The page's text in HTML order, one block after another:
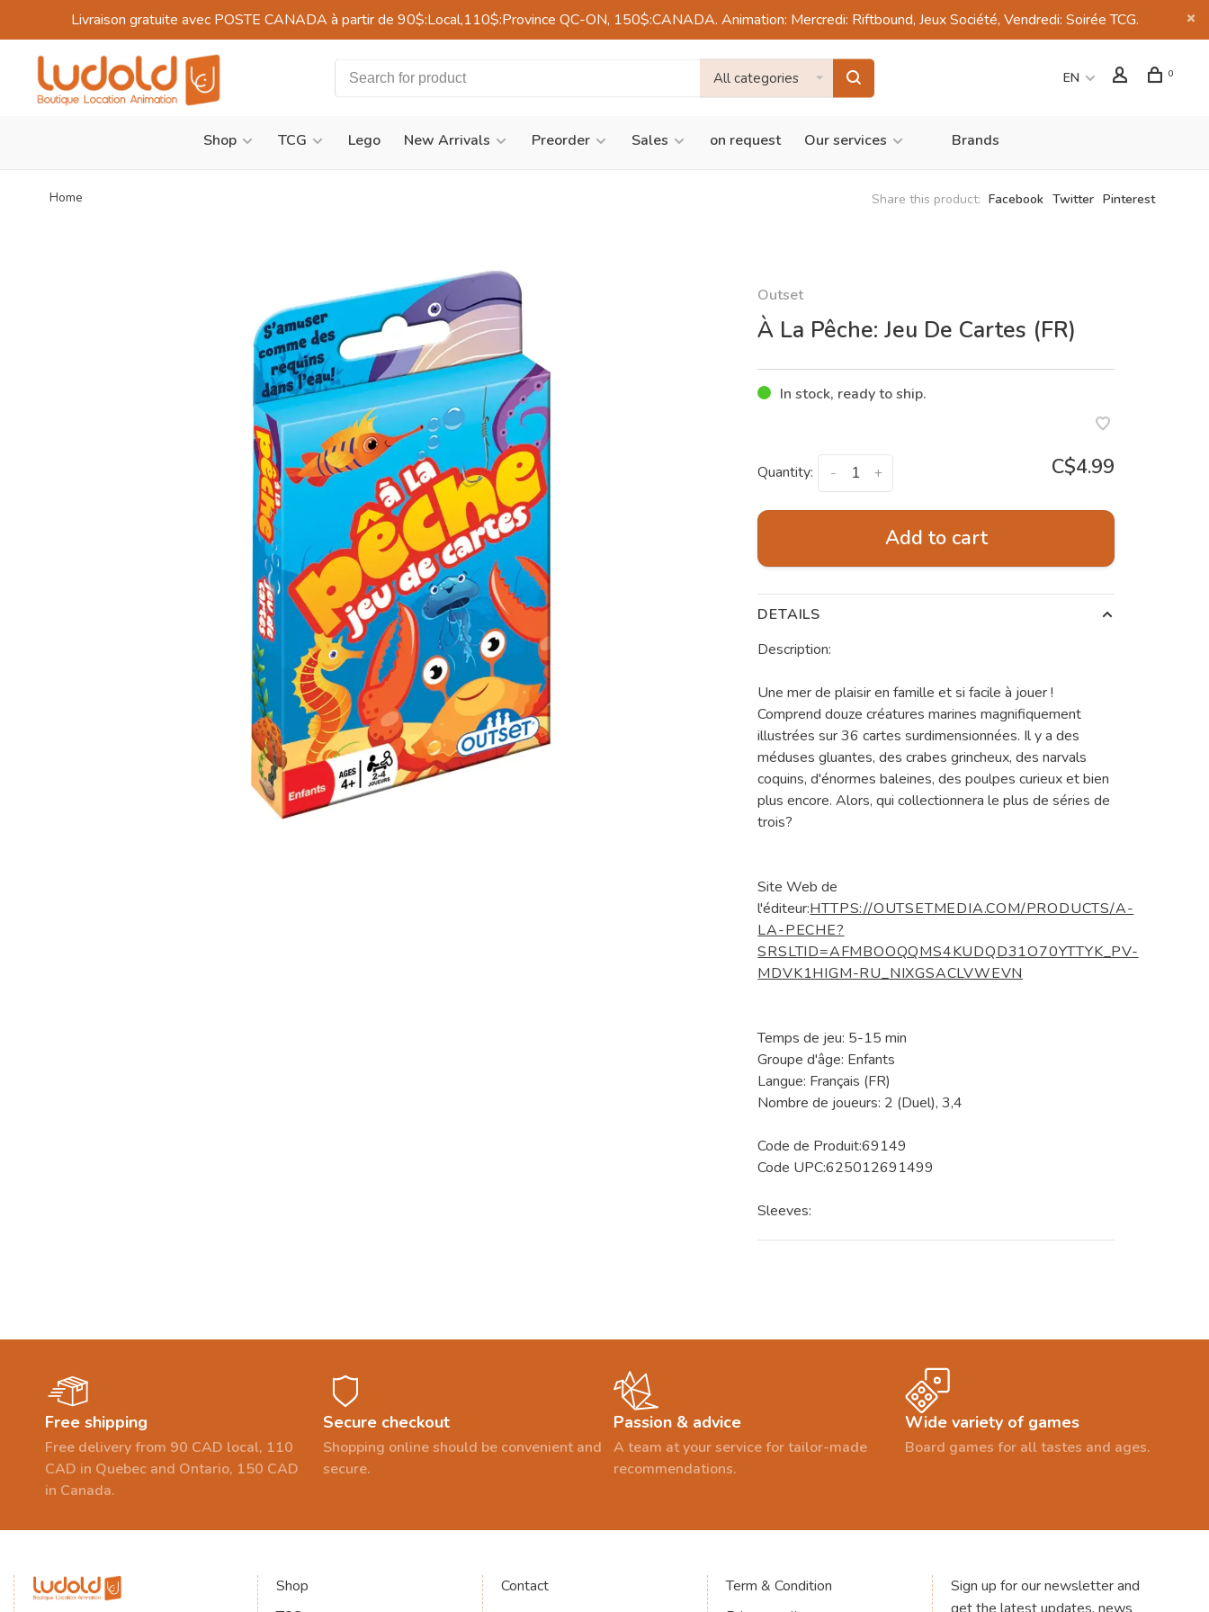
Livraison gratuite avec POSTE CANADA à partir de 90$:Local,110$:Province QC-ON, 150$:CANADA. Animation: Mercredi: Riftbound, Jeux Société, Vendredi: Soirée TCG.
All categories EN 0
Shop TCG Lego New Arrivals Preorder Sales on request Our services Brands
Home Share this product: Facebook Twitter Pinterest
Outset
À La Pêche: Jeu De Cartes (FR)
In stock, ready to ship.
Quantity: +
- C$4.99
Add to cart
DETAILS
Description:
Une mer de plaisir en famille et si facile à jouer !
Comprend douze créatures marines magnifiquement
illustrées sur 36 cartes surdimensionnées. Il y a des
méduses gluantes, des crabes grincheux, des narvals
coquins, d'énormes baleines, des poulpes curieux et bien
plus encore. Alors, qui collectionnera le plus de séries de
trois?
Site Web de
l'éditeur:HTTPS://OUTSETMEDIA.COM/PRODUCTS/A-
LA-PECHE?
SRSLTID=AFMBOOQQMS4KUDQD31O70YTTYK_PV-
MDVK1HIGM-RU_NIXGSACLVWEVN
Temps de jeu: 5-15 min
Groupe d'âge: Enfants
Langue: Français (FR)
Nombre de joueurs: 2 (Duel), 3,4
Code de Produit:69149
Code UPC:625012691499
Sleeves:
Free shipping
Free delivery from 90 CAD local, 110
CAD in Quebec and Ontario, 150 CAD
in Canada.
Secure checkout
Shopping online should be convenient and
secure.
Passion & advice
A team at your service for tailor-made
recommendations.
Wide variety of games
Board games for all tastes and ages.
Shop
Contact
Term & Condition
Sign up for our newsletter and